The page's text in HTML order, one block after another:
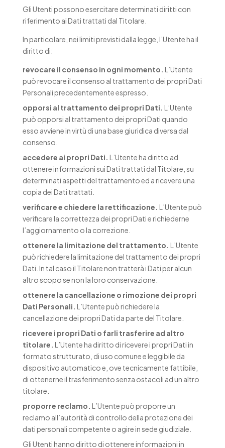
Gli Utenti possono esercitare determinati diritti con
riferimento ai Dati trattati dal Titolare.
In particolare, nei limiti previsti dalla legge, l’Utente ha il
diritto di:
revocare il consenso in ogni momento. L’Utente
può revocare il consenso al trattamento dei propri Dati
Personali precedentemente espresso.
opporsi al trattamento dei propri Dati. L’Utente
può opporsi al trattamento dei propri Dati quando
esso avviene in virtù di una base giuridica diversa dal
consenso.
accedere ai propri Dati. L’Utente ha diritto ad
ottenere informazioni sui Dati trattati dal Titolare, su
determinati aspetti del trattamento ed a ricevere una
copia dei Dati trattati.
verificare e chiedere la rettificazione. L’Utente può
verificare la correttezza dei propri Dati e richiederne
l’aggiornamento o la correzione.
ottenere la limitazione del trattamento. L’Utente
può richiedere la limitazione del trattamento dei propri
Dati. In tal caso il Titolare non tratterà i Dati per alcun
altro scopo se non la loro conservazione.
ottenere la cancellazione o rimozione dei propri
Dati Personali. L’Utente può richiedere la
cancellazione dei propri Dati da parte del Titolare.
ricevere i propri Dati o farli trasferire ad altro
titolare. L’Utente ha diritto di ricevere i propri Dati in
formato strutturato, di uso comune e leggibile da
dispositivo automatico e, ove tecnicamente fattibile,
di ottenerne il trasferimento senza ostacoli ad un altro
titolare.
proporre reclamo. L’Utente può proporre un
reclamo all’autorità di controllo della protezione dei
dati personali competente o agire in sede giudiziale.
Gli Utenti hanno diritto di ottenere informazioni in